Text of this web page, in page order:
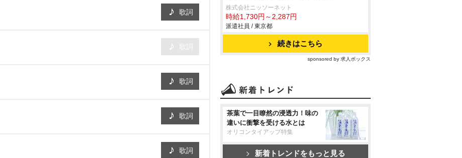
歌詞
歌詞
歌詞
歌詞
株式会社ニッソーネット
時給1,730円～2,287円
派遣社員 / 東京都
続きはこちら
sponsored by 求人ボックス
茶葉で一目瞭然の浸透力！味の
違いに衝撃を受ける水とは
オリコンタイアップ特集
新着トレンドをもっと見る